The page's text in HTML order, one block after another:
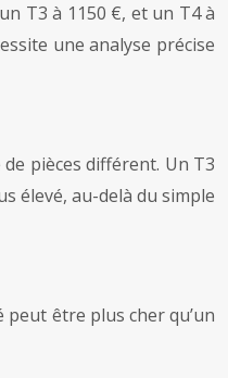
T3 à 1150 €, et un T4 à
une analyse précise
pièces différent. Un T3
élevé, au-delà du simple
être plus cher qu’un